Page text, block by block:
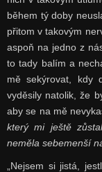
během tý doby
přitom v takovým
aspoň na jedno z
to tady balím a
mě sekýrovat, kdy
vyděsily natolik, že
aby se na mě
který mi ještě
neměla sebemenší
„Nejsem si jistá,